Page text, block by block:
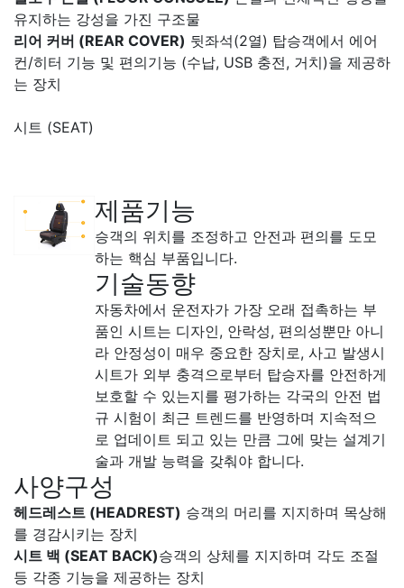
유지하는 강성을 가진 구조물
리어 커버 (REAR COVER) 뒷좌석(2열) 탑승객에서 에어
컨/히터 기능 및 편의기능 (수납, USB 충전, 거치)을 제공하
는 장치
시트 (SEAT)
제품기능
승객의 위치를 조정하고 안전과 편의를 도모
하는 핵심 부품입니다.
기술동향
자동차에서 운전자가 가장 오래 접촉하는 부
품인 시트는 디자인, 안락성, 편의성뿐만 아니
라 안정성이 매우 중요한 장치로, 사고 발생시
시트가 외부 충격으로부터 탑승자를 안전하게
보호할 수 있는지를 평가하는 각국의 안전 법
규 시험이 최근 트렌드를 반영하며 지속적으
로 업데이트 되고 있는 만큼 그에 맞는 설계기
술과 개발 능력을 갖춰야 합니다.
사양구성
헤드레스트 (HEADREST) 승객의 머리를 지지하며 목상해
를 경감시키는 장치
시트 백 (SEAT BACK)​승객의 상체를 지지하며 각도 조절
등 각종 기능을 제공하는 장치